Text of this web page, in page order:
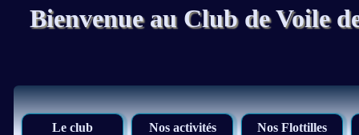
Bienvenue au Club de Voile
Le club Nos activités Nos Flottilles